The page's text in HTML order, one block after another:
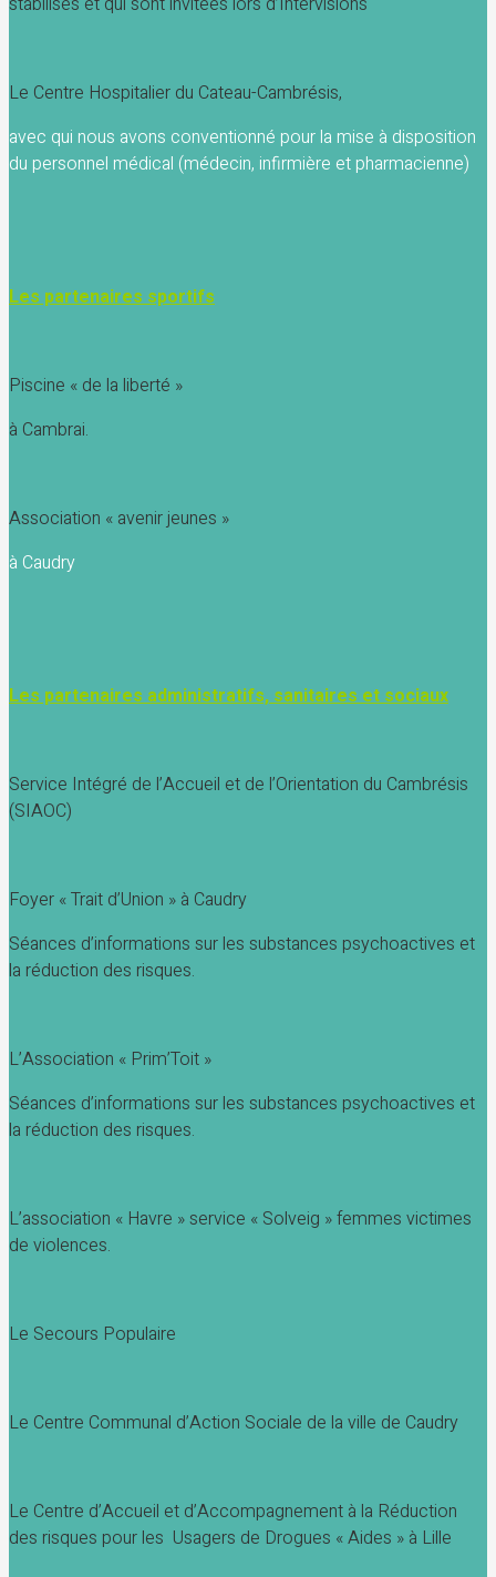
Le Centre Hospitalier du Cateau-Cambrésis,
avec qui nous avons conventionné pour la mise à disposition
du personnel médical (médecin, infirmière et pharmacienne)
Les partenaires sportifs
Piscine « de la liberté »
à Cambrai.
Association « avenir jeunes »
à Caudry
Les partenaires administratifs, sanitaires et sociaux
Service Intégré de l’Accueil et de l’Orientation du Cambrésis
(SIAOC)
Foyer « Trait d’Union » à Caudry
Séances d’informations sur les substances psychoactives et
la réduction des risques.
L’Association « Prim’Toit »
Séances d’informations sur les substances psychoactives et
la réduction des risques.
L’association « Havre » service « Solveig » femmes victimes
de violences.
Le Secours Populaire
Le Centre Communal d’Action Sociale de la ville de Caudry
Le Centre d’Accueil et d’Accompagnement à la Réduction
des risques pour les Usagers de Drogues « Aides » à Lille